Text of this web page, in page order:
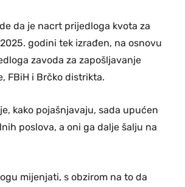
da je nacrt prijedloga kvota za
godini tek izrađen, na osnovu
zavoda za zapošljavanje
FBiH i Brčko distrikta.
kako pojašnjavaju, sada upućen
poslova, a oni ga dalje šalju na
mijenjati, s obzirom na to da